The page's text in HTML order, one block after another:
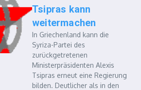
Tsipras kann
weitermachen
In Griechenland kann die
Syriza-Partei des
zurückgetretenen
Ministerpräsidenten Alexis
Tsipras erneut eine Regierung
bilden. Deutlicher als in den